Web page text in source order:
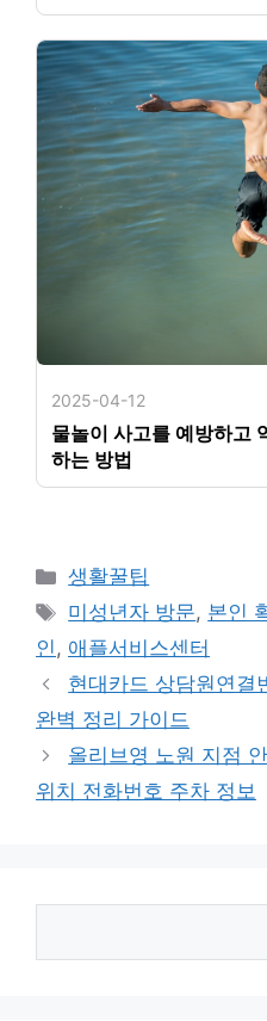
2025-04-12
물놀이 사고를 예방하고
하는 방법
카
테
리
생활꿀팁
태
그
미성년자 방문, 본인
인, 애플서비스센터
현대카드 상담원연결
완벽 정리 가이드
올리브영 노원 지점
위치 전화번호 주차 정보